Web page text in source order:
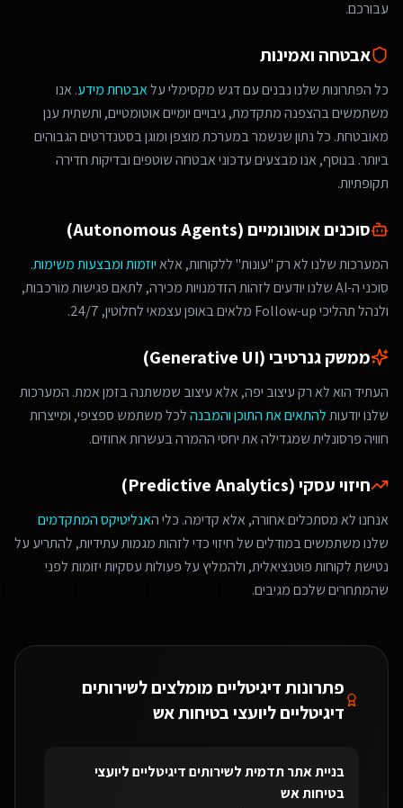
עבורכם.
אבטחה ואמינות
כל הפתרונות שלנו נבנים עם דגש מקסימלי עלאבטחת מידע. אנו
משתמשים בהצפנה מתקדמת, גיבויים יומיים אוטומטיים, ותשתית ענן
מאובטחת. כל נתון שנשמר במערכת מוצפן ומוגן בסטנדרטים הגבוהים
ביותר. בנוסף, אנו מבצעים עדכוני אבטחה שוטפים ובדיקות חדירה
תקופתיות.
סוכנים אוטונומיים (Autonomous Agents)
המערכות שלנו לא רק "עונות" ללקוחות, אלאיוזמות ומבצעות משימות.
סוכני ה-AI שלנו יודעים לזהות הזדמנויות מכירה, לתאם פגישות מורכבות,
ולנהל תהליכי Follow-up מלאים באופן עצמאי לחלוטין, 24/7.
ממשק גנרטיבי (Generative UI)
העתיד הוא לא רק עיצוב יפה, אלא עיצוב שמשתנה בזמן אמת. המערכות
שלנו יודעותלהתאים את התוכן והמבנהלכל משתמש ספציפי, ומייצרות
חוויה פרסונלית שמגדילה את יחסי ההמרה בעשרות אחוזים.
חיזוי עסקי (Predictive Analytics)
אנחנו לא מסתכלים אחורה, אלא קדימה. כלי האנליטיקס המתקדמים
שלנו משתמשים במודלים של חיזוי כדי לזהות מגמות עתידיות, להתריע על
נטישת לקוחות פוטנציאלית, ולהמליץ על פעולות עסקיות יזומות לפני
שהמתחרים שלכם מגיבים.
פתרונות דיגיטליים מומלצים לשירותים
דיגיטליים ליועצי בטיחות אש
בניית אתר תדמיתלשירותים דיגיטליים ליועצי
בטיחות אש